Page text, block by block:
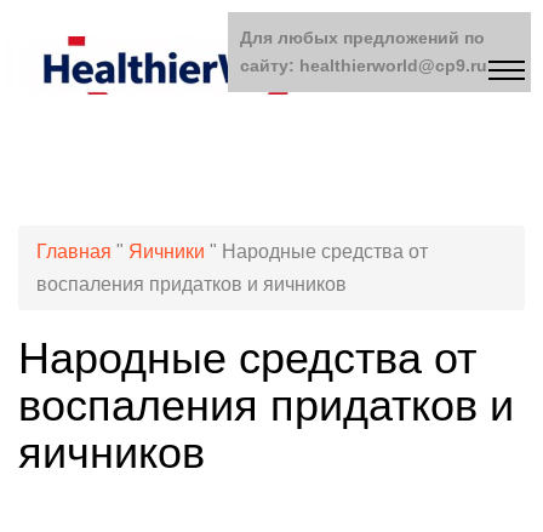
Главная " Яичники " Народные средства от
воспаления придатков и яичников
Народные средства от
воспаления придатков и
яичников
Для любых предложений по
сайту: healthierworld@cp9.ru